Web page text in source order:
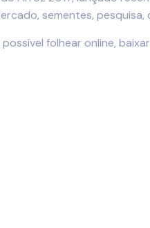
sementes,
folhear online,